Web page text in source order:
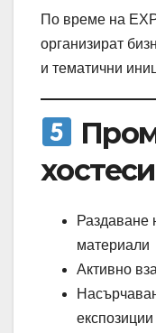
По време на
организират
и тематични
хостеси
Раздаване
материали
Активно
експозиции